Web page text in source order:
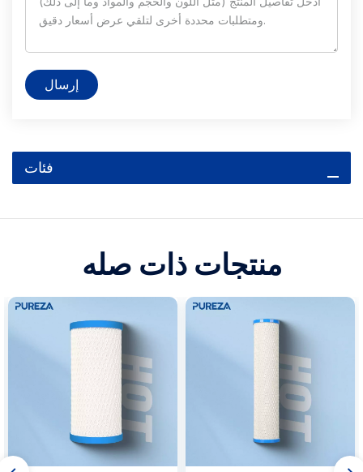
إرسال
فئات
منتجات ذات صله